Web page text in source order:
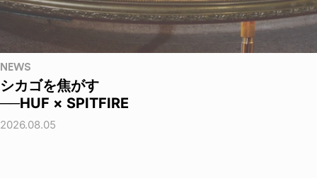
NEWS
シカゴを焦がす
──HUF × SPITFIRE
2026.08.05